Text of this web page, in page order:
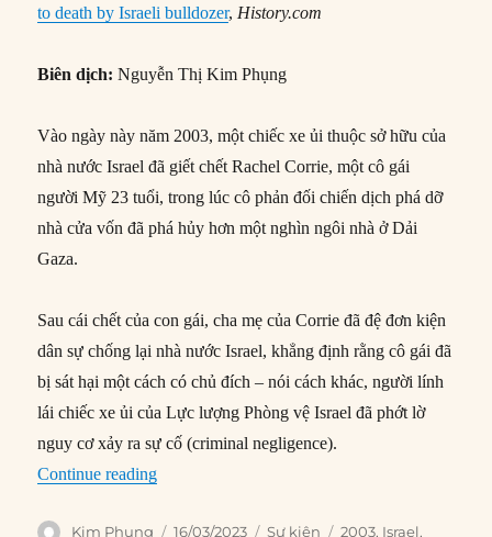
to death by Israeli bulldozer, History.com
Biên dịch: Nguyễn Thị Kim Phụng
Vào ngày này năm 2003, một chiếc xe ủi thuộc sở hữu của
nhà nước Israel đã giết chết Rachel Corrie, một cô gái
người Mỹ 23 tuổi, trong lúc cô phản đối chiến dịch phá dỡ
nhà cửa vốn đã phá hủy hơn một nghìn ngôi nhà ở Dải
Gaza.
Sau cái chết của con gái, cha mẹ của Corrie đã đệ đơn kiện
dân sự chống lại nhà nước Israel, khẳng định rằng cô gái đã
bị sát hại một cách có chủ đích – nói cách khác, người lính
lái chiếc xe ủi của Lực lượng Phòng vệ Israel đã phớt lờ
nguy cơ xảy ra sự cố (criminal negligence).
Continue reading“16/03/2003: Nhà hoạt động hòa bình Rachel
Author
Kim Phụng Posted
16/03/2023 Categories
Sự kiện Tags
2003, Israel,